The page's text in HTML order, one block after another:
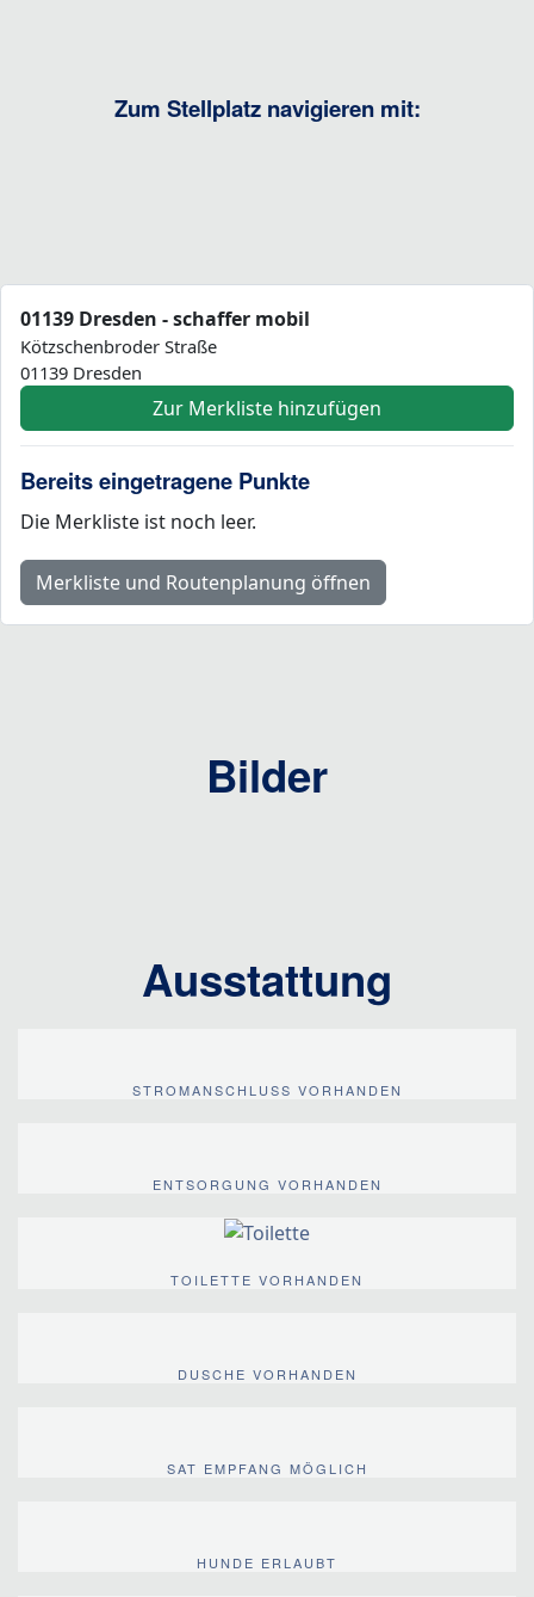
Zum Stellplatz navigieren mit:
01139 Dresden - schaffer mobil
Kötzschenbroder Straße
01139 Dresden
Zur Merkliste hinzufügen
Bereits eingetragene Punkte
Die Merkliste ist noch leer.
Merkliste und Routenplanung öffnen
Bilder
Ausstattung
STROMANSCHLUSS VORHANDEN
ENTSORGUNG VORHANDEN
TOILETTE VORHANDEN
DUSCHE VORHANDEN
SAT EMPFANG MÖGLICH
HUNDE ERLAUBT